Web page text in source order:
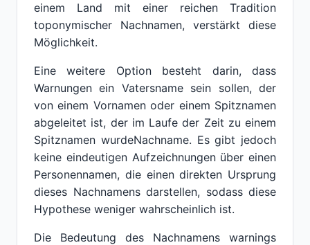
einem Land mit einer reichen Tradition
toponymischer Nachnamen, verstärkt diese
Möglichkeit.
Eine weitere Option besteht darin, dass
Warnungen ein Vatersname sein sollen, der
von einem Vornamen oder einem Spitznamen
abgeleitet ist, der im Laufe der Zeit zu einem
Spitznamen wurdeNachname. Es gibt jedoch
keine eindeutigen Aufzeichnungen über einen
Personennamen, die einen direkten Ursprung
dieses Nachnamens darstellen, sodass diese
Hypothese weniger wahrscheinlich ist.
Die Bedeutung des Nachnamens warnings